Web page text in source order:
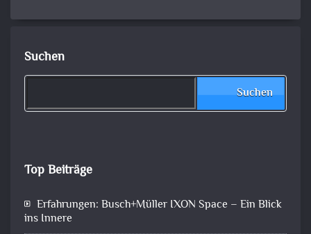
Suchen
Suchen
Top Beiträge
Erfahrungen: Busch+Müller IXON Space – Ein Blick
ins Innere